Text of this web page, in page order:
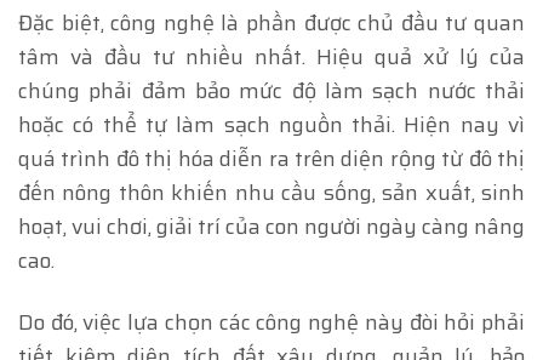
Đặc biệt, công nghệ là phần được chủ đầu tư quan
tâm và đầu tư nhiều nhất. Hiệu quả xử lý của
chúng phải đảm bảo mức độ làm sạch nước thải
hoặc có thể tự làm sạch nguồn thải. Hiện nay vì
quá trình đô thị hóa diễn ra trên diện rộng từ đô thị
đến nông thôn khiến nhu cầu sống, sản xuất, sinh
hoạt, vui chơi, giải trí của con người ngày càng nâng
cao.
Do đó, việc lựa chọn các công nghệ này đòi hỏi phải